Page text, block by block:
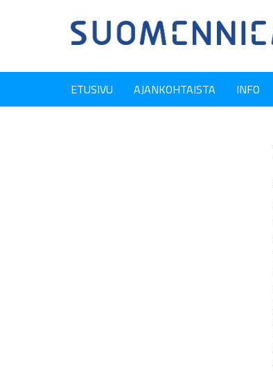
ETUSIVU AJANKOHTAISTA INFO